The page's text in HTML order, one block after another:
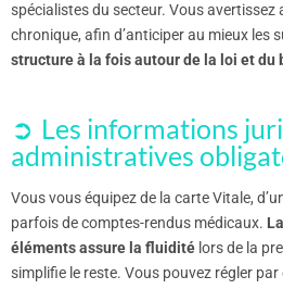
spécialistes du secteur. Vous
chronique, afin d’anticiper au mieux les
structure à la fois autour de la loi et du
Les informations
administratives
Vous vous équipez de la carte Vitale,
parfois de comptes-rendus médicaux.
éléments assure la fluidité lors de la
simplifie le reste. Vous pouvez régler